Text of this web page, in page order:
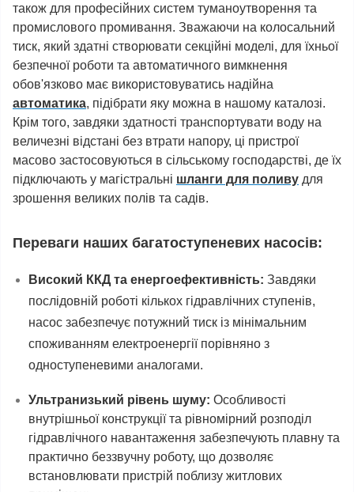
також для професійних систем туманоутворення та
промислового промивання. Зважаючи на колосальний
тиск, який здатні створювати секційні моделі, для їхньої
безпечної роботи та автоматичного вимкнення
обов'язково має використовуватись надійна
автоматика, підібрати яку можна в нашому каталозі.
Крім того, завдяки здатності транспортувати воду на
величезні відстані без втрати напору, ці пристрої
масово застосовуються в сільському господарстві, де їх
підключають у магістральні шланги для поливу для
зрошення великих полів та садів.
Переваги наших багатоступеневих насосів:
Високий ККД та енергоефективність: Завдяки
послідовній роботі кількох гідравлічних ступенів,
насос забезпечує потужний тиск із мінімальним
споживанням електроенергії порівняно з
одноступеневими аналогами.
Ультранизький рівень шуму: Особливості
внутрішньої конструкції та рівномірний розподіл
гідравлічного навантаження забезпечують плавну та
практично беззвучну роботу, що дозволяє
встановлювати пристрій поблизу житлових